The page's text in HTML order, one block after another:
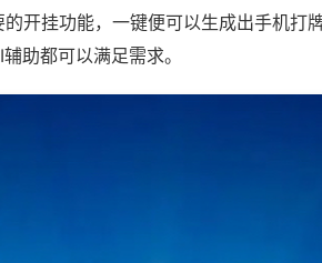
开挂功能，一键便可以生成出手机打
助都可以满足需求。